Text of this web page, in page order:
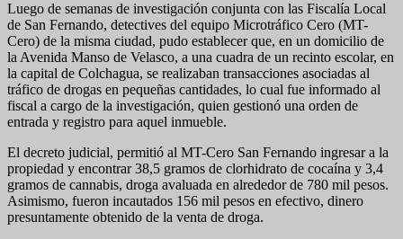
Luego de semanas de investigación conjunta con las Fiscalía Local
de San Fernando, detectives del equipo Microtráfico Cero (MT-
Cero) de la misma ciudad, pudo establecer que, en un domicilio de
la Avenida Manso de Velasco, a una cuadra de un recinto escolar, en
la capital de Colchagua, se realizaban transacciones asociadas al
tráfico de drogas en pequeñas cantidades, lo cual fue informado al
fiscal a cargo de la investigación, quien gestionó una orden de
entrada y registro para aquel inmueble.
El decreto judicial, permitió al MT-Cero San Fernando ingresar a la
propiedad y encontrar 38,5 gramos de clorhidrato de cocaína y 3,4
gramos de cannabis, droga avaluada en alrededor de 780 mil pesos.
Asimismo, fueron incautados 156 mil pesos en efectivo, dinero
presuntamente obtenido de la venta de droga.